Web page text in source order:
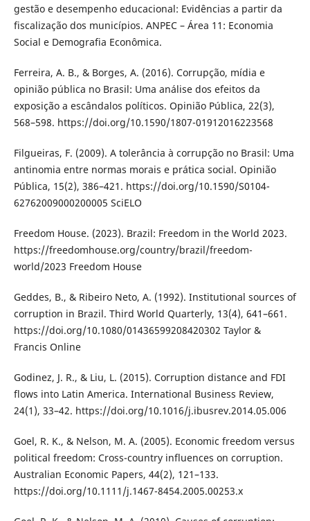
gestão e desempenho educacional: Evidências a partir da
fiscalização dos municípios. ANPEC – Área 11: Economia
Social e Demografia Econômica.
Ferreira, A. B., & Borges, A. (2016). Corrupção, mídia e
opinião pública no Brasil: Uma análise dos efeitos da
exposição a escândalos políticos. Opinião Pública, 22(3),
568–598. https://doi.org/10.1590/1807-01912016223568
Filgueiras, F. (2009). A tolerância à corrupção no Brasil: Uma
antinomia entre normas morais e prática social. Opinião
Pública, 15(2), 386–421. https://doi.org/10.1590/S0104-
62762009000200005 SciELO
Freedom House. (2023). Brazil: Freedom in the World 2023.
https://freedomhouse.org/country/brazil/freedom-
world/2023 Freedom House
Geddes, B., & Ribeiro Neto, A. (1992). Institutional sources of
corruption in Brazil. Third World Quarterly, 13(4), 641–661.
https://doi.org/10.1080/01436599208420302 Taylor &
Francis Online
Godinez, J. R., & Liu, L. (2015). Corruption distance and FDI
flows into Latin America. International Business Review,
24(1), 33–42. https://doi.org/10.1016/j.ibusrev.2014.05.006
Goel, R. K., & Nelson, M. A. (2005). Economic freedom versus
political freedom: Cross-country influences on corruption.
Australian Economic Papers, 44(2), 121–133.
https://doi.org/10.1111/j.1467-8454.2005.00253.x